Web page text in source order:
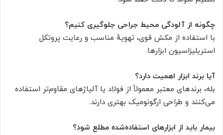
چگونه از آلودگی محیط جراحی جلوگیری کنیم؟
با استفاده از مکش قوی، تهویهٔ مناسب و رعایت پروتکل
استریلیزاسیون ابزارها.
آیا برند ابزار اهمیت دارد؟
بله، برندهای معتبر معمولاً از فولاد یا آلیاژهای مقاوم‌تر استفاده
می‌کنند و طراحی ارگونومیک بهتری دارند.
بیمار باید از ابزارهای استفاده‌شده مطلع شود؟